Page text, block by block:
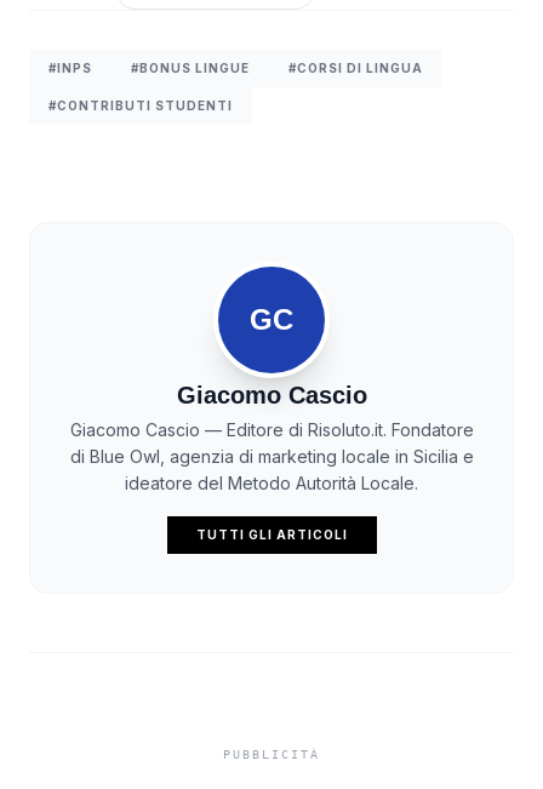
#INPS #BONUS LINGUE #CORSI DI LINGUA
#CONTRIBUTI STUDENTI
GC
Giacomo Cascio
Giacomo Cascio — Editore di Risoluto.it. Fondatore
di Blue Owl, agenzia di marketing locale in Sicilia e
ideatore del Metodo Autorità Locale.
TUTTI GLI ARTICOLI